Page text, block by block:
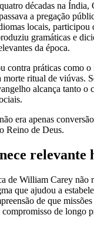
décadas na Índia,
a pregação
locais, participou
gramáticas e
da época.
contra práticas como
morte ritual de viúvas.
alcança tanto o
era apenas
Reino de Deus.
relevante
de William Carey não
que ajudou a
de que
de longo